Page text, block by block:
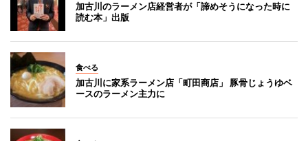
加古川のラーメン店経営者が「諦めそうになった時に
読む本」出版
食べる
加古川に家系ラーメン店「町田商店」 豚骨じょうゆベ
ースのラーメン主力に